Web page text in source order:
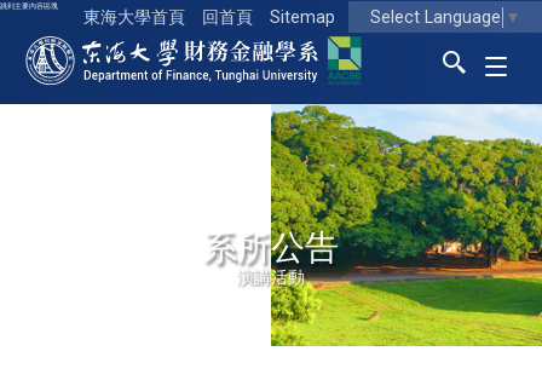
跳到主要內容區塊
東海大學首頁 回首頁 Sitemap Select Language ▼
東海大學logo
系所公告
演講活動